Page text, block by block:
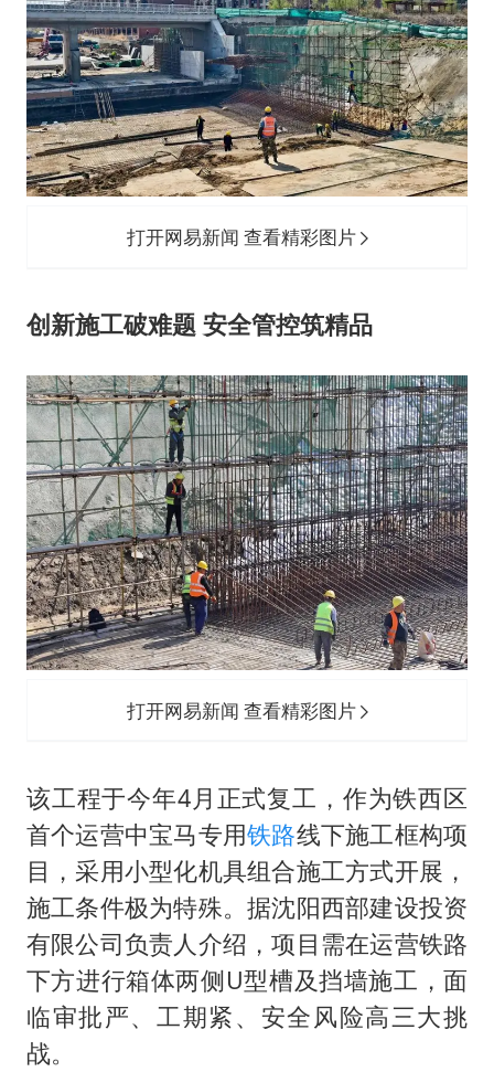
打开网易新闻 查看精彩图片
创新施工破难题 安全管控筑精品
打开网易新闻 查看精彩图片
该工程于今年4月正式复工，作为铁西区
首个运营中宝马专用铁路线下施工框构项
目，采用小型化机具组合施工方式开展，
施工条件极为特殊。据沈阳西部建设投资
有限公司负责人介绍，项目需在运营铁路
下方进行箱体两侧U型槽及挡墙施工，面
临审批严、工期紧、安全风险高三大挑
战。